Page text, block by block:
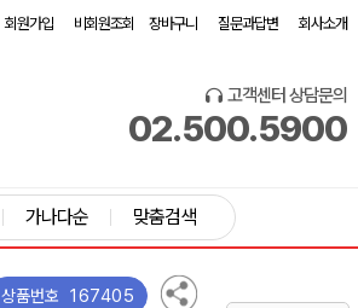
회원가입 비회원조회 장바구니 질문과답변 회사소개
고객센터 상담문의
02.500.5900
가나다순 맞춤검색
상품번호 167405